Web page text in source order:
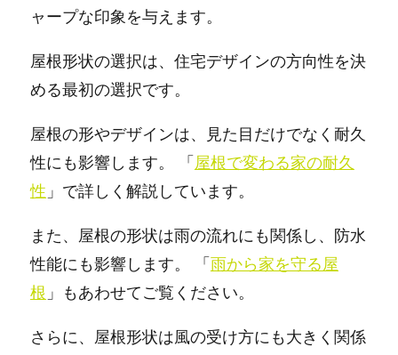
ャープな印象を与えます。
屋根形状の選択は、住宅デザインの方向性を決
める最初の選択です。
屋根の形やデザインは、見た目だけでなく耐久
性にも影響します。 「 屋根で変わる家の耐久
性 」で詳しく解説しています。
また、屋根の形状は雨の流れにも関係し、防水
性能にも影響します。 「 雨から家を守る屋
根 」もあわせてご覧ください。
さらに、屋根形状は風の受け方にも大きく関係